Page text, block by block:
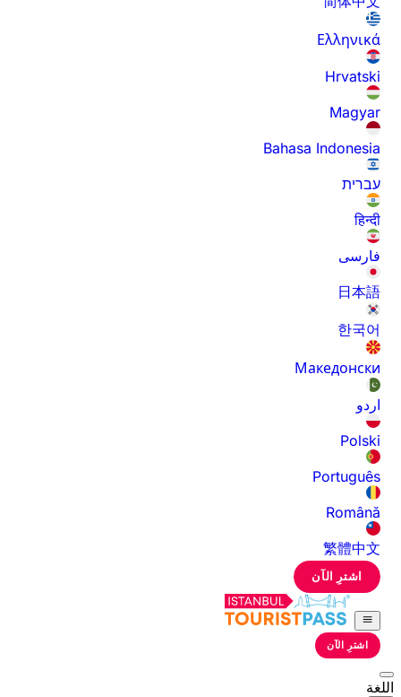
Ελληνικά
Hrvatski
Magyar
Bahasa Indonesia
עברית
हिन्दी
فارسی
日本語
한국어
Македонски
اردو
Polski
Português
Română
繁體中文
اشترِ الآن
اشترِ الآن
اللغة